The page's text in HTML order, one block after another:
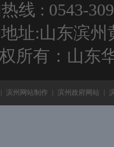
线 : 0543-
址:山东滨州
权所有：山
滨州网站制作 滨州政府网站